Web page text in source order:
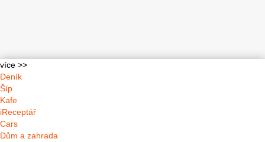
více >>
Deník
Šíp
Kafe
iReceptář
Cars
Dům a zahrada